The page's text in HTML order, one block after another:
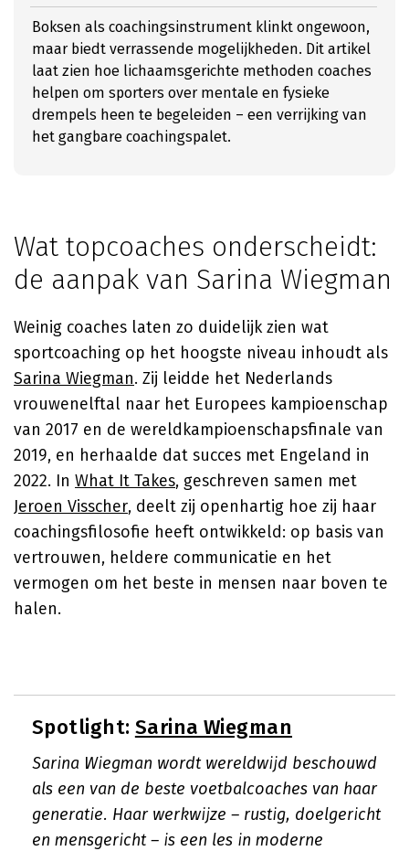
Boksen als coachingsinstrument klinkt ongewoon,
maar biedt verrassende mogelijkheden. Dit artikel
laat zien hoe lichaamsgerichte methoden coaches
helpen om sporters over mentale en fysieke
drempels heen te begeleiden – een verrijking van
het gangbare coachingspalet.
Wat topcoaches onderscheidt:
de aanpak van Sarina Wiegman
Weinig coaches laten zo duidelijk zien wat
sportcoaching op het hoogste niveau inhoudt als
Sarina Wiegman. Zij leidde het Nederlands
vrouwenelftal naar het Europees kampioenschap
van 2017 en de wereldkampioenschapsfinale van
2019, en herhaalde dat succes met Engeland in
2022. In What It Takes, geschreven samen met
Jeroen Visscher, deelt zij openhartig hoe zij haar
coachingsfilosofie heeft ontwikkeld: op basis van
vertrouwen, heldere communicatie en het
vermogen om het beste in mensen naar boven te
halen.
Spotlight: Sarina Wiegman
Sarina Wiegman wordt wereldwijd beschouwd
als een van de beste voetbalcoaches van haar
generatie. Haar werkwijze – rustig, doelgericht
en mensgericht – is een les in moderne